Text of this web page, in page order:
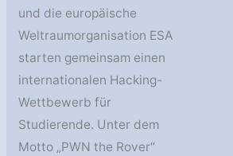
und die europäische
Weltraumorganisation ESA
starten gemeinsam einen
internationalen Hacking-
Wettbewerb für
Studierende. Unter dem
Motto „PWN the Rover“